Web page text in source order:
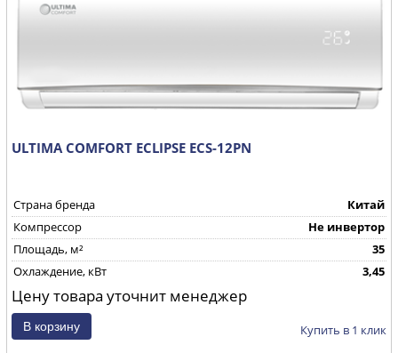
ULTIMA COMFORT ECLIPSE ECS-12PN
Страна бренда
Китай
Компрессор
Не инвертор
Площадь, м²
35
Охлаждение, кВт
3,45
Цену товара уточнит менеджер
Купить в 1 клик